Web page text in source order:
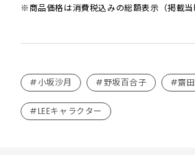
※商品価格は消費税込みの総額表示（掲載当
#小坂沙月 #野坂百合子 #齋
#LEEキャラクター